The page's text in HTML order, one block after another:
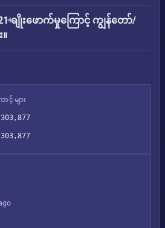
ချိုးဖောက်မှုကြောင့် ကျွန်တော်/
င့်များ
303,877
303,877